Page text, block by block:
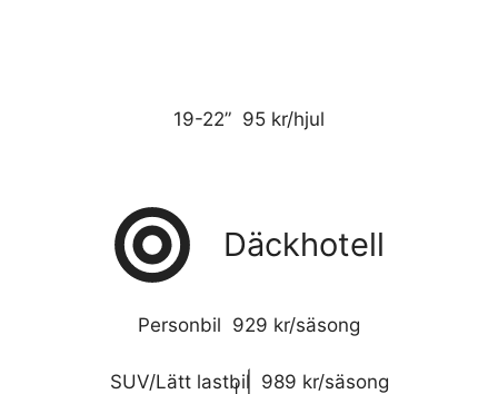
19-22” 95 kr/hjul
Däckhotell
Personbil 929 kr/säsong
SUV/Lätt lastbil 989 kr/säsong